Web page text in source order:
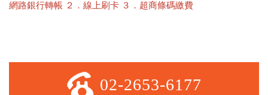
網路銀行轉帳 ２．線上刷卡 ３．超商條碼繳費
02-2653-6177